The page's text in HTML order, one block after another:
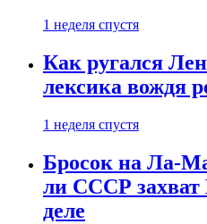
1 неделя спустя
Как ругался
лексика вождя
1 неделя спустя
Бросок на Ла-
ли СССР
деле